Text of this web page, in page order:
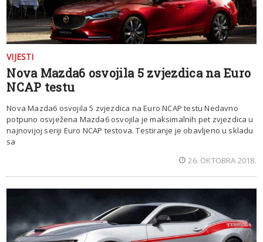
VIJESTI
Nova Mazda6 osvojila 5 zvjezdica na Euro
NCAP testu
Nova Mazda6 osvojila 5 zvjezdica na Euro NCAP testu Nedavno
potpuno osvježena Mazda6 osvojila je maksimalnih pet zvjezdica u
najnovijoj seriji Euro NCAP testova. Testiranje je obavljeno u skladu
sa
26. OKTOBRA 2018.